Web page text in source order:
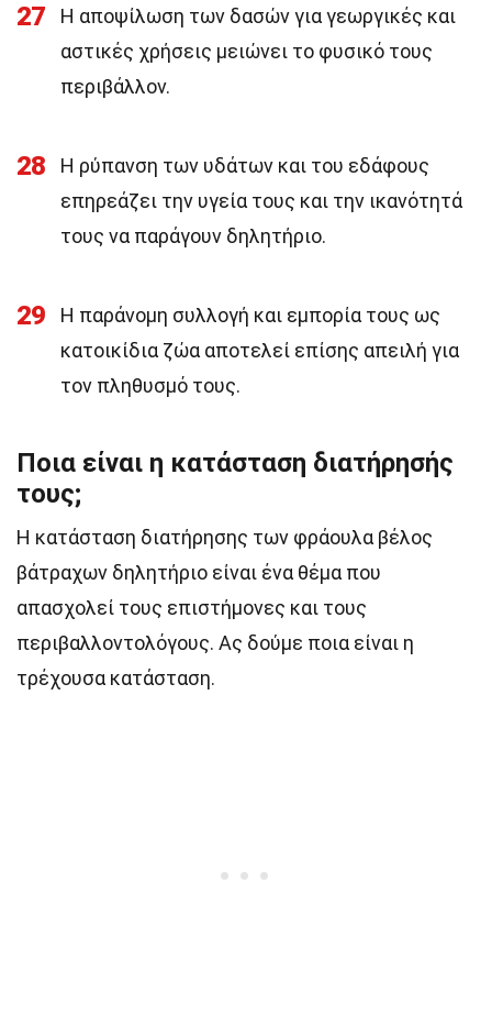
27
Η αποψίλωση των δασών για γεωργικές και
αστικές χρήσεις μειώνει το φυσικό τους
περιβάλλον.
28
Η ρύπανση των υδάτων και του εδάφους
επηρεάζει την υγεία τους και την ικανότητά
τους να παράγουν δηλητήριο.
29
Η παράνομη συλλογή και εμπορία τους ως
κατοικίδια ζώα αποτελεί επίσης απειλή για
τον πληθυσμό τους.
Ποια είναι η κατάσταση διατήρησής
τους;
Η κατάσταση διατήρησης των φράουλα βέλος
βάτραχων δηλητήριο είναι ένα θέμα που
απασχολεί τους επιστήμονες και τους
περιβαλλοντολόγους. Ας δούμε ποια είναι η
τρέχουσα κατάσταση.